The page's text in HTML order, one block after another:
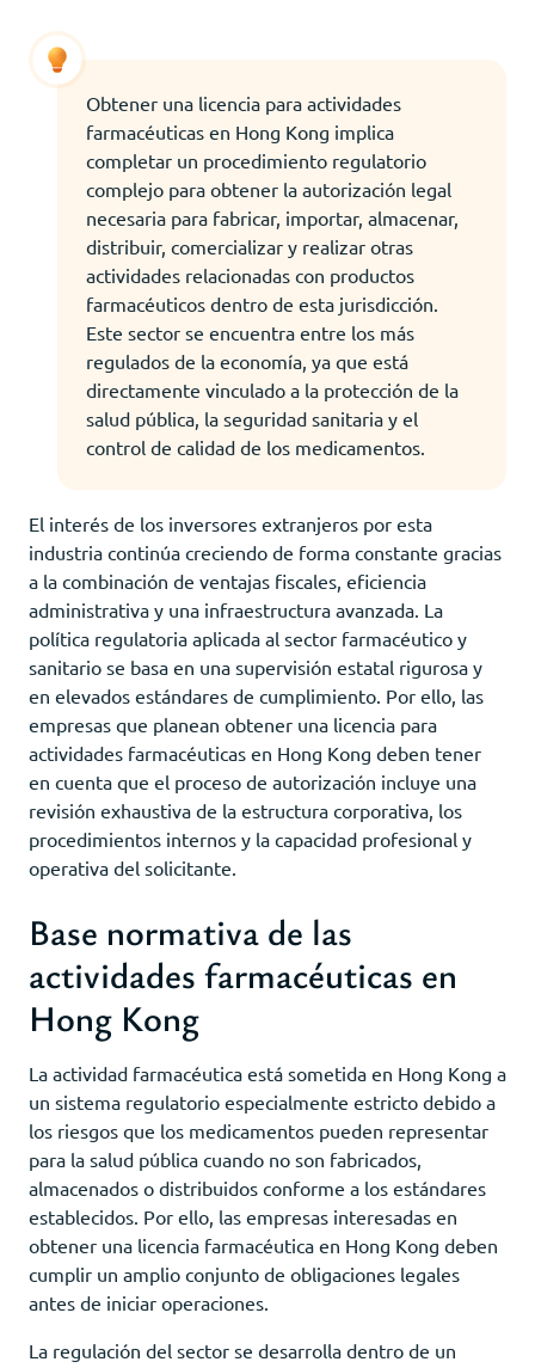
Obtener una licencia para actividades
farmacéuticas en Hong Kong implica
completar un procedimiento regulatorio
complejo para obtener la autorización legal
necesaria para fabricar, importar, almacenar,
distribuir, comercializar y realizar otras
actividades relacionadas con productos
farmacéuticos dentro de esta jurisdicción.
Este sector se encuentra entre los más
regulados de la economía, ya que está
directamente vinculado a la protección de la
salud pública, la seguridad sanitaria y el
control de calidad de los medicamentos.
El interés de los inversores extranjeros por esta
industria continúa creciendo de forma constante gracias
a la combinación de ventajas fiscales, eficiencia
administrativa y una infraestructura avanzada. La
política regulatoria aplicada al sector farmacéutico y
sanitario se basa en una supervisión estatal rigurosa y
en elevados estándares de cumplimiento. Por ello, las
empresas que planean obtener una licencia para
actividades farmacéuticas en Hong Kong deben tener
en cuenta que el proceso de autorización incluye una
revisión exhaustiva de la estructura corporativa, los
procedimientos internos y la capacidad profesional y
operativa del solicitante.
Base normativa de las
actividades farmacéuticas en
Hong Kong
La actividad farmacéutica está sometida en Hong Kong a
un sistema regulatorio especialmente estricto debido a
los riesgos que los medicamentos pueden representar
para la salud pública cuando no son fabricados,
almacenados o distribuidos conforme a los estándares
establecidos. Por ello, las empresas interesadas en
obtener una licencia farmacéutica en Hong Kong deben
cumplir un amplio conjunto de obligaciones legales
antes de iniciar operaciones.
La regulación del sector se desarrolla dentro de un